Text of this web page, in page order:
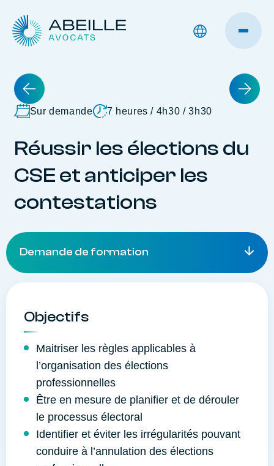
Sur demande 7 heures / 4h30 / 3h30
Réussir les élections du
CSE et anticiper les
contestations
Demande de formation
Objectifs
Maitriser les règles applicables à
l’organisation des élections
professionnelles
Être en mesure de planifier et de dérouler
le processus électoral
Identifier et éviter les irrégularités pouvant
conduire à l’annulation des élections